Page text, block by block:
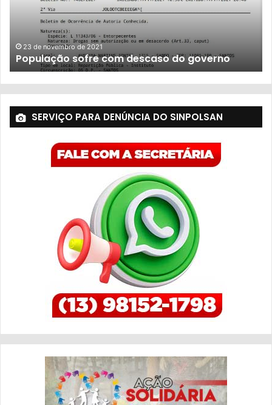
23 de novembro de 2021
População sofre com descaso do governo
SERVIÇO PARA DENÚNCIA DO SINPOLSAN